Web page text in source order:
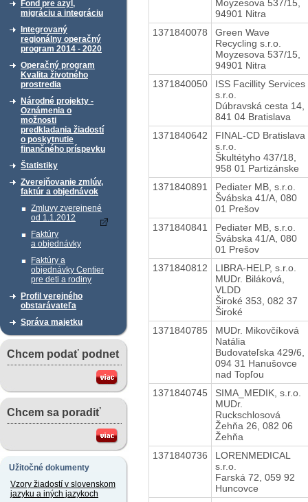
Fond pre azyl,
migráciu a integráciu
Integrovaný
regionálny operačný
program 2014 - 2020
Operačný program
Kvalita životného
prostredia
Národné projekty -
Oznámenia o
možnosti
predkladania žiadostí
o poskytnutie
finančného príspevku
Štatistiky
Zverejňovanie zmlúv,
faktúr a objednávok
Zmluvy zverejnené
od 1.1.2012
Faktúry
a objednávky
Faktúry a
objednávky Centier
pre deti a rodiny
Profil verejného
obstarávateľa
Správa majetku
Chcem podať podnet
Chcem sa poradiť
Užitočné dokumenty
Vzory žiadostí v slovenskom
jazyku a iných jazykoch
Moyzesova 537/15,
94901 Nitra
1371840078
Green Wave
Recycling s.r.o.
Moyzesova 537/15,
94901 Nitra
1371840050
ISS Facillity Services
s.r.o.
Dúbravská cesta 14,
841 04 Bratislava
1371840642
FINAL-CD Bratislava
s.r.o.
Škultétyho 437/18,
958 01 Partizánske
1371840891
Pediater MB, s.r.o.
Švábska 41/A, 080
01 Prešov
1371840841
Pediater MB, s.r.o.
Švábska 41/A, 080
01 Prešov
1371840812
LIBRA-HELP, s.r.o.
MUDr. Biláková,
VLDD
Široké 353, 082 37
Široké
1371840785
MUDr. Mikovčíková
Natália
Budovateľska 429/6,
094 31 Hanušovce
nad Topľou
1371840745
SIMA_MEDIK, s.r.o.
MUDr.
Ruckschlosová
Žehňa 26, 082 06
Žehňa
1371840736
LORENMEDICAL
s.r.o.
Farská 72, 059 92
Huncovce